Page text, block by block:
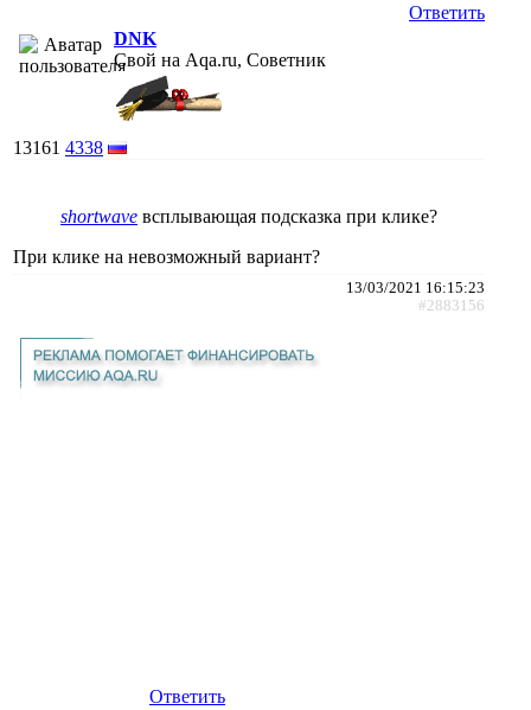
Ответить
DNK
Свой на Aqa.ru, Советник
13161 4338
shortwave всплывающая подсказка при клике?
При клике на невозможный вариант?
13/03/2021 16:15:23
#2883156
Ответить